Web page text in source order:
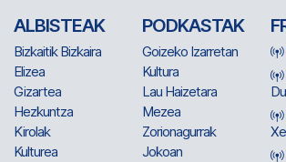
ALBISTEAK
Bizkaitik Bizkaira
Elizea
Gizartea
Hezkuntza
Kirolak
Kulturea
PODKASTAK
Goizeko Izarretan
Kultura
Lau Haizetara
Mezea
Zorionagurrak
Jokoan